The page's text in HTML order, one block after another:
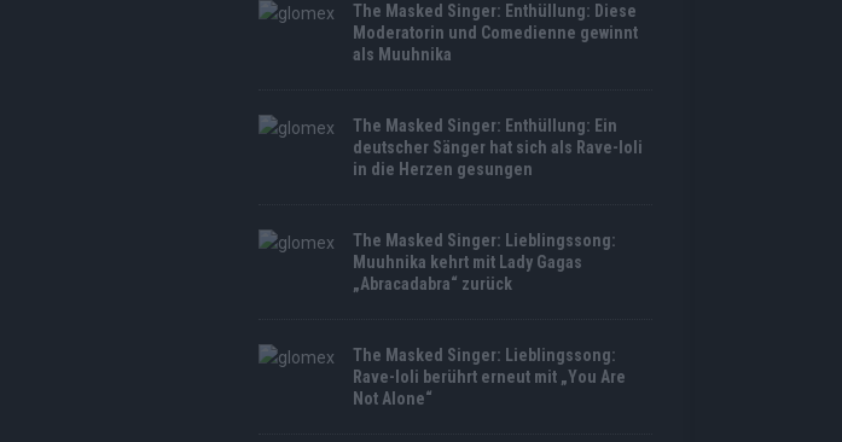
The Masked Singer: Enthüllung: Diese
Moderatorin und Comedienne gewinnt
als Muuhnika
The Masked Singer: Enthüllung: Ein
deutscher Sänger hat sich als Rave-Ioli
in die Herzen gesungen
The Masked Singer: Lieblingssong:
Muuhnika kehrt mit Lady Gagas
„Abracadabra“ zurück
The Masked Singer: Lieblingssong:
Rave-Ioli berührt erneut mit „You Are
Not Alone“